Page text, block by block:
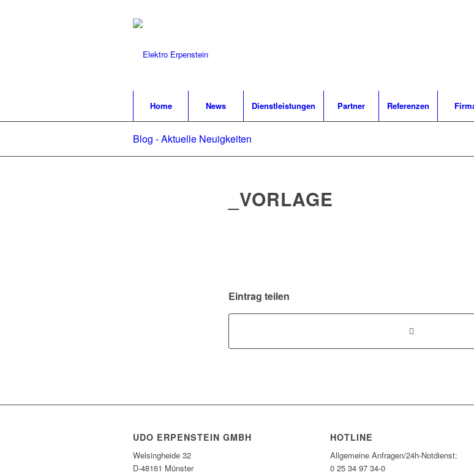
Home News Dienstleistungen Partner Referenzen
Blog - Aktuelle Neuigkeiten
_VORLAGE
Eintrag teilen
UDO ERPENSTEIN GMBH
Welsingheide 32
D-48161 Münster
HOTLINE
Allgemeine Anfragen/24h-Notdienst:
0 25 34 97 34-0